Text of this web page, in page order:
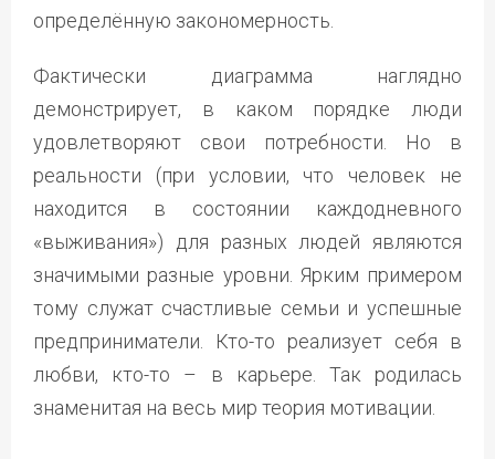
определённую закономерность.
Фактически диаграмма наглядно
демонстрирует, в каком порядке люди
удовлетворяют свои потребности. Но в
реальности (при условии, что человек не
находится в состоянии каждодневного
«выживания») для разных людей являются
значимыми разные уровни. Ярким примером
тому служат счастливые семьи и успешные
предприниматели. Кто-то реализует себя в
любви, кто-то – в карьере. Так родилась
знаменитая на весь мир теория мотивации.